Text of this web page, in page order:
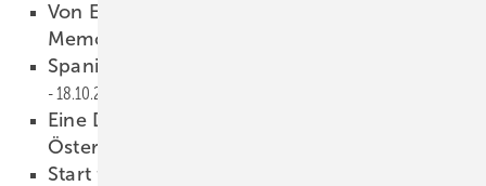
Von Experten für Experten: Speichertage bei
Memodo
Spanien fördert wieder Erneuerbare
18.10.2016
Eine Drittelmillion neue Smart Meter für
Österreich
Start für die sechste Runde auf der